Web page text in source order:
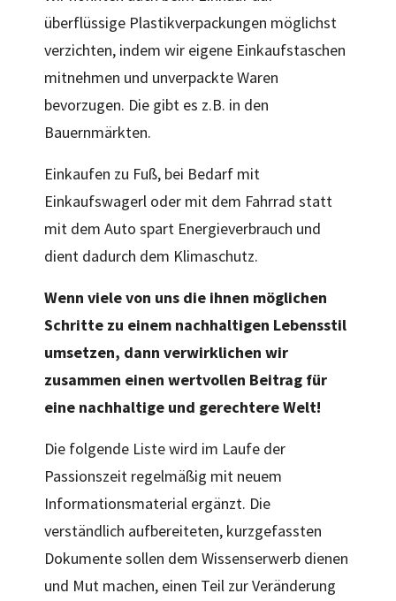
überflüssige Plastikverpackungen möglichst
verzichten, indem wir eigene Einkaufstaschen
mitnehmen und unverpackte Waren
bevorzugen. Die gibt es z.B. in den
Bauernmärkten.
Einkaufen zu Fuß, bei Bedarf mit
Einkaufswagerl oder mit dem Fahrrad statt
mit dem Auto spart Energieverbrauch und
dient dadurch dem Klimaschutz.
Wenn vielevon uns die ihnen möglichen
Schritte zu einem nachhaltigen Lebensstil
umsetzen, dann verwirklichen wir
zusammen einen wertvollen Beitrag für
eine nachhaltige und gerechtereWelt!
Die folgende Liste wird im Laufe der
Passionszeit regelmäßig mit neuem
Informationsmaterial ergänzt. Die
verständlich aufbereiteten, kurzgefassten
Dokumente sollen dem Wissenserwerb dienen
und Mut machen, einen Teil zur Veränderung